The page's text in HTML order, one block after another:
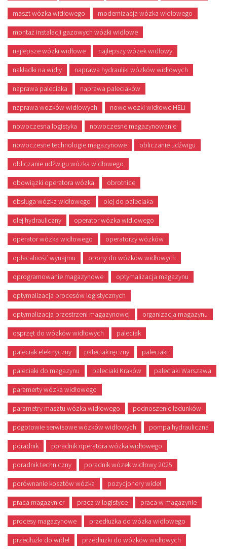
maszt wózka widłowego modernizacja wózka widłowego
montaż instalacji gazowych wózki widłowe
najlepsze wózki widłowe najlepszy wózek widłowy
nakładki na widły naprawa hydrauliki wózków widłowych
naprawa paleciaka naprawa paleciaków
naprawa wozków widłowych nowe wozki widłowe HELI
nowoczesna logistyka nowoczesne magazynowanie
nowoczesne technologie magazynowe obliczanie udźwigu
obliczanie udźwigu wózka widłowego
obowiązki operatora wózka obrotnice
obsługa wózka widłowego olej do paleciaka
olej hydrauliczny operator wózka widlowego
operator wózka widłowego operatorzy wózków
opłacalność wynajmu opony do wózków widłowych
oprogramowanie magazynowe optymalizacja magazynu
optymalizacja procesów logistycznych
optymalizacja przestrzeni magazynowej organizacja magazynu
osprzęt do wózków widłowych paleciak
paleciak elektryczny paleciak ręczny paleciaki
paleciaki do magazynu paleciaki Kraków paleciaki Warszawa
paramerty wózka widłowego
parametry masztu wózka widłowego podnoszenie ładunków
pogotowie serwisowe wózków widłowych pompa hydrauliczna
poradnik poradnik operatora wózka widłowego
poradnik techniczny poradnik wózek widłowy 2025
porównanie kosztów wózka pozycjonery wideł
praca magazynier praca w logistyce praca w magazynie
procesy magazynowe przedłużka do wózka widłowego
przedłużki do wideł przedłużki do wózków widłowych